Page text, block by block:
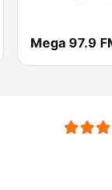
Mega 97.9